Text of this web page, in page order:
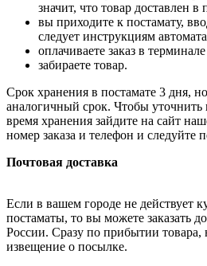
значит, что товар доставлен в
вы приходите к постамату,
следует инструкциям
оплачиваете заказ в
забираете товар.
Срок хранения в постамате 3 дня,
аналогичный срок. Чтобы
время хранения зайдите на сайт
номер заказа и телефон и следуйте
Почтовая доставка
Если в вашем городе не действует
постаматы, то вы можете заказать
России. Сразу по прибытии товара,
извещение о посылке.